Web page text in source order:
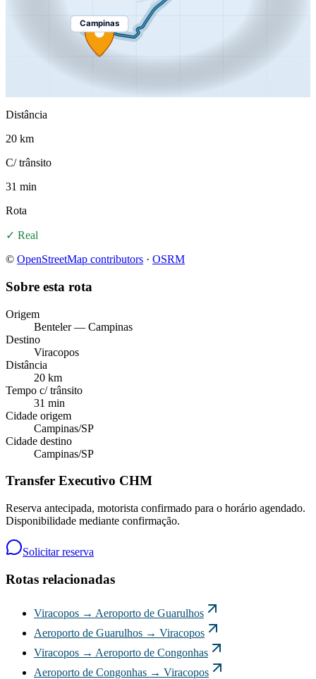
Campinas
Distância
20 km
C/ trânsito
31 min
Rota
✓ Real
© OpenStreetMap contributors · OSRM
Sobre esta rota
Origem
Benteler — Campinas
Destino
Viracopos
Distância
20 km
Tempo c/ trânsito
31 min
Cidade origem
Campinas/SP
Cidade destino
Campinas/SP
Transfer Executivo CHM
Reserva antecipada, motorista confirmado para o horário agendado.
Disponibilidade mediante confirmação.
Solicitar reserva
Rotas relacionadas
Viracopos → Aeroporto de Guarulhos
Aeroporto de Guarulhos → Viracopos
Viracopos → Aeroporto de Congonhas
Aeroporto de Congonhas → Viracopos